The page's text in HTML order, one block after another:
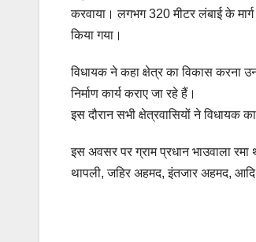
करवाया। लगभग 320 मीटर लंबाई के मार्ग
किया गया।
विधायक ने कहा क्षेत्र का विकास करना
निर्माण कार्य कराए जा रहे हैं।
इस दौरान सभी क्षेत्रवासियों ने विधायक
इस अवसर पर ग्राम प्रधान भाउवाला रमा
थापली, जहिर अहमद, इंतजार अहमद, आदि